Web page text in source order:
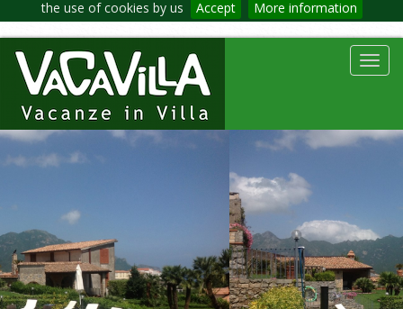
the use of cookies by us Accept More information